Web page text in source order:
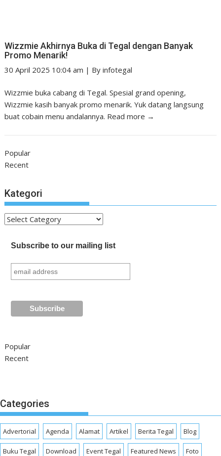
Wizzmie Akhirnya Buka di Tegal dengan Banyak
Promo Menarik!
30 April 2025 10:04 am | Byinfotegal
Wizzmie buka cabang di Tegal. Spesial grand opening,
Wizzmie kasih banyak promo menarik. Yuk datang langsung
buat cobain menu andalannya. Read more →
Popular
Recent
Kategori
Kategori
Subscribe to our mailing list
Popular
Recent
Categories
Advertorial Agenda Alamat Artikel Berita Tegal Blog
Buku Tegal Download Event Tegal Featured News Foto